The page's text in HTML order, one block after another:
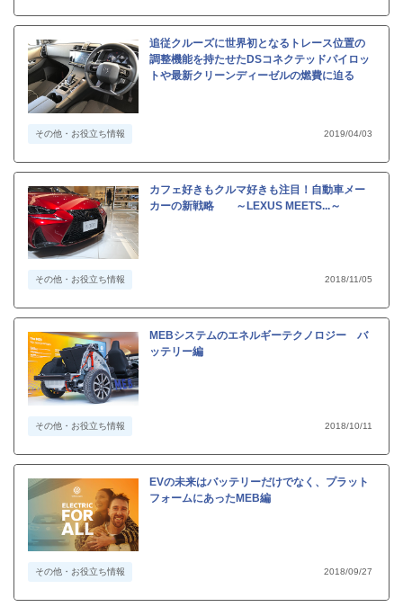
追従クルーズに世界初となるトレース位置の
調整機能を持たせたDSコネクテッドパイロッ
トや最新クリーンディーゼルの燃費に迫る
その他・お役立ち情報 2019/04/03
カフェ好きもクルマ好きも注目！自動車メー
カーの新戦略 ～LEXUS MEETS...～
その他・お役立ち情報 2018/11/05
MEBシステムのエネルギーテクノロジー バ
ッテリー編
その他・お役立ち情報 2018/10/11
EVの未来はバッテリーだけでなく、プラット
フォームにあったMEB編
その他・お役立ち情報 2018/09/27